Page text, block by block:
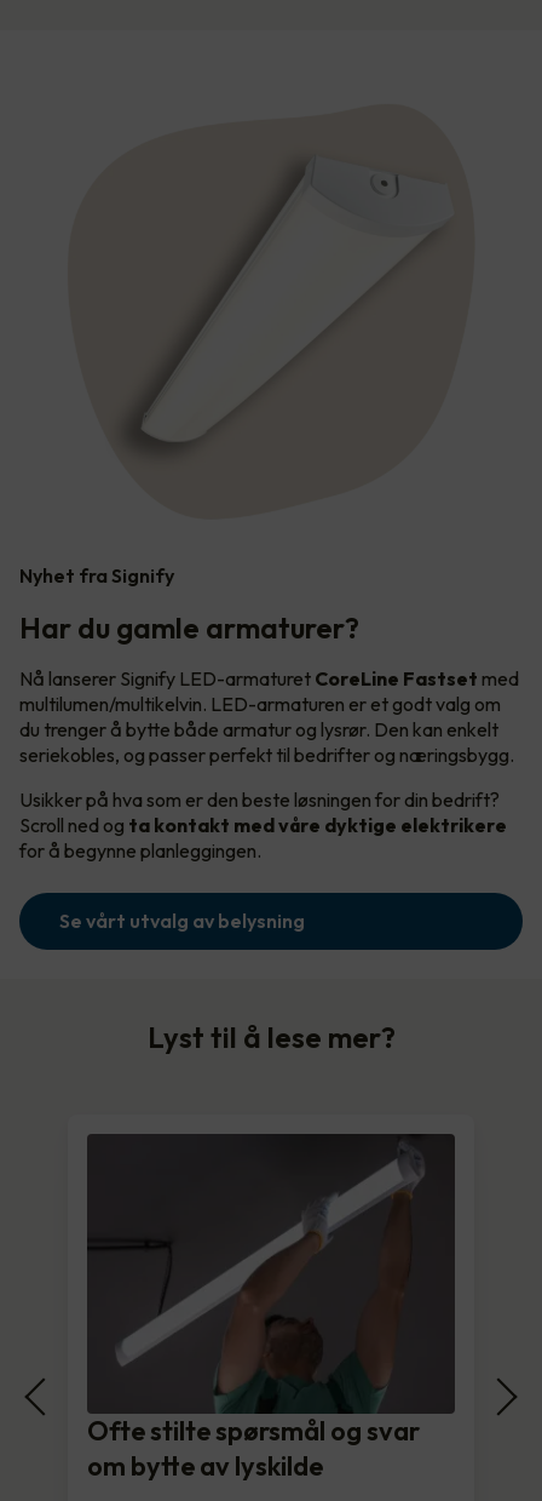
Nyhet fra Signify
Har du gamle armaturer?
Nå lanserer Signify LED-armaturet CoreLine Fastset med
multilumen/multikelvin. LED-armaturen er et godt valg om
du trenger å bytte både armatur og lysrør. Den kan enkelt
seriekobles, og passer perfekt til bedrifter og næringsbygg.
Usikker på hva som er den beste løsningen for din bedrift?
Scroll ned og ta kontakt med våre dyktige elektrikere
for å begynne planleggingen.
Se vårt utvalg av belysning
Lyst til å lese mer?
Ofte stilte spørsmål og svar
om bytte av lyskilde